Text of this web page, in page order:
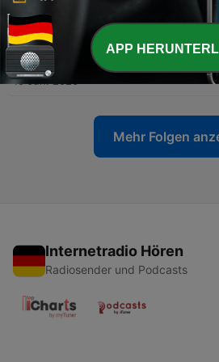
24 Jun. 2026
75 - У меня такое чувство, БУДТО я
(как)будто в немецком
10 Jun. 2026
Mehr Folgen
Internetradio Hören
Radiosender und Podcasts
APP